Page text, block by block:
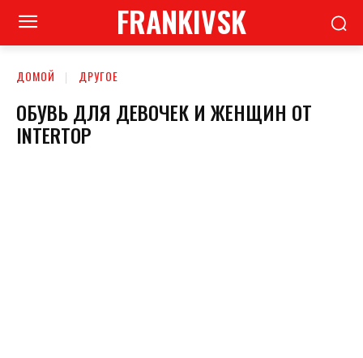
FRANKIVSK
ДОМОЙ ДРУГОЕ
ОБУВЬ ДЛЯ ДЕВОЧЕК И ЖЕНЩИН ОТ
INTERTOP